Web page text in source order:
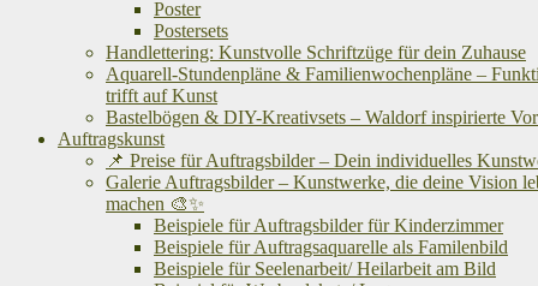
Poster
Postersets
Handlettering: Kunstvolle Schriftzüge für dein Zuhause
Aquarell-Stundenpläne & Familienwochenpläne –
trifft auf Kunst
Bastelbögen & DIY-Kreativsets – Waldorf inspirierte
Auftragskunst
📌 Preise für Auftragsbilder – Dein individuelles
Galerie Auftragsbilder – Kunstwerke, die deine Vision
machen 🎨✨
Beispiele für Auftragsbilder für Kinderzimmer
Beispiele für Auftragsaquarelle als Familenbild
Beispiele für Seelenarbeit/ Heilarbeit am Bild